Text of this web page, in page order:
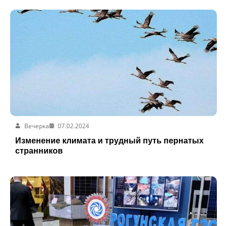
Вечерка
07.02.2024
Изменение климата и трудный путь пернатых
странников